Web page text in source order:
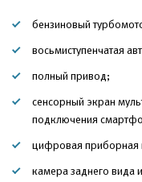
бензиновый
восьмиступенчатая
полный привод;
сенсорный экран
подключения
цифровая приборная
камера заднего вида